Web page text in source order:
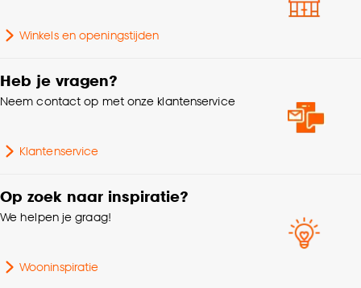
Winkels en openingstijden
Heb je vragen?
Neem contact op met onze klantenservice
Klantenservice
Op zoek naar inspiratie?
We helpen je graag!
Wooninspiratie